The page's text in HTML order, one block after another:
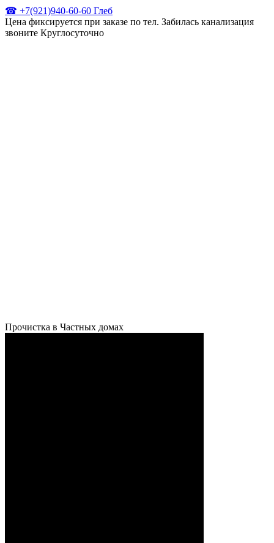
☎ +7(921)940-60-60 Глеб
Цена фиксируется при заказе по тел. Забилась канализация
звоните Круглосуточно
Прочистка в Частных домах